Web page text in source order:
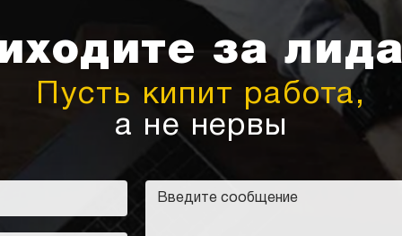
за
Пусть кипит работа,
а не нервы